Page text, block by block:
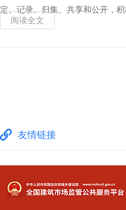
定、记录、归集、共享和公开，
阅读全文
友情链接